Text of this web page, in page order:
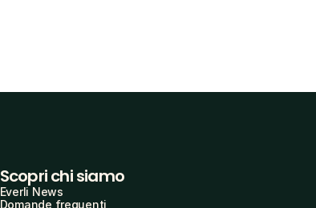
Scopri chi siamo
Everli News
Domande frequenti